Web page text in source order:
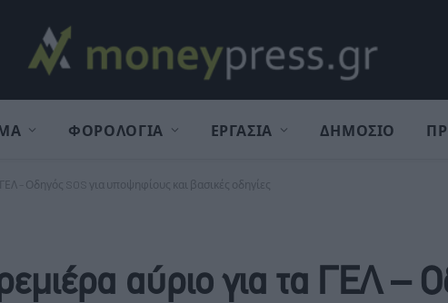
ΦΟΡΟΛΟΓΙΑ ΕΡΓΑΣΙΑ ΔΗΜΟΣΙΟ
– Οδηγός SOS για υποψηφίους και βασικές οδηγίες
αύριο για τα ΓΕΛ –